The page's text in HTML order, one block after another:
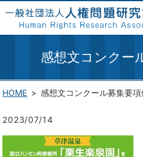
感想文コンクー
HOME 感想文コンクール募集要項
2023/07/14